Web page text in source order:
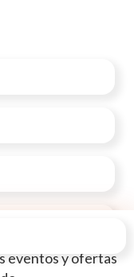
eventos y ofertas